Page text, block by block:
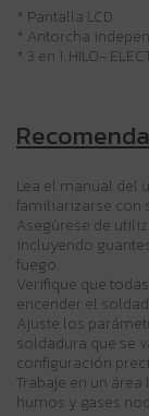
* Pantalla LCD
* Antorcha
* 3 en 1: HILO-
Lea el manual del
familiarizarse con
Asegúrese de
incluyendo
fuego.
Verifique que
encender el
Ajuste los
soldadura que se
configuración
Trabaje en un
humos y gases